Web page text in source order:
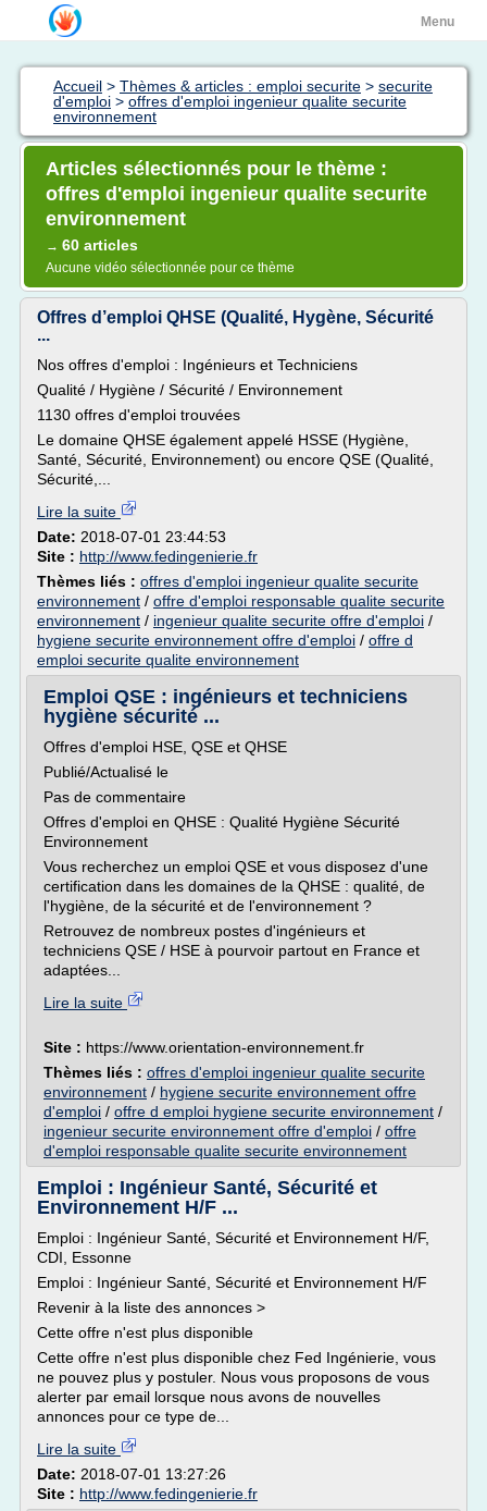
Menu
Accueil > Thèmes & articles : emploi securite > securite
d'emploi > offres d'emploi ingenieur qualite securite
environnement
Articles sélectionnés pour le thème :
offres d'emploi ingenieur qualite securite
environnement
→ 60 articles
Aucune vidéo sélectionnée pour ce thème
Offres d’emploi QHSE (Qualité, Hygène, Sécurité
...
Nos offres d'emploi : Ingénieurs et Techniciens
Qualité / Hygiène / Sécurité / Environnement
1130 offres d'emploi trouvées
Le domaine QHSE également appelé HSSE (Hygiène,
Santé, Sécurité, Environnement) ou encore QSE (Qualité,
Sécurité,...
Lire la suite
Date: 2018-07-01 23:44:53
Site : http://www.fedingenierie.fr
Thèmes liés : offres d'emploi ingenieur qualite securite
environnement / offre d'emploi responsable qualite securite
environnement / ingenieur qualite securite offre d'emploi /
hygiene securite environnement offre d'emploi / offre d
emploi securite qualite environnement
Emploi QSE : ingénieurs et techniciens
hygiène sécurité ...
Offres d'emploi HSE, QSE et QHSE
Publié/Actualisé le
Pas de commentaire
Offres d'emploi en QHSE : Qualité Hygiène Sécurité
Environnement
Vous recherchez un emploi QSE et vous disposez d'une
certification dans les domaines de la QHSE : qualité, de
l'hygiène, de la sécurité et de l'environnement ?
Retrouvez de nombreux postes d'ingénieurs et
techniciens QSE / HSE à pourvoir partout en France et
adaptées...
Lire la suite
Site : https://www.orientation-environnement.fr
Thèmes liés : offres d'emploi ingenieur qualite securite
environnement / hygiene securite environnement offre
d'emploi / offre d emploi hygiene securite environnement /
ingenieur securite environnement offre d'emploi / offre
d'emploi responsable qualite securite environnement
Emploi : Ingénieur Santé, Sécurité et
Environnement H/F ...
Emploi : Ingénieur Santé, Sécurité et Environnement H/F,
CDI, Essonne
Emploi : Ingénieur Santé, Sécurité et Environnement H/F
Revenir à la liste des annonces >
Cette offre n'est plus disponible
Cette offre n'est plus disponible chez Fed Ingénierie, vous
ne pouvez plus y postuler. Nous vous proposons de vous
alerter par email lorsque nous avons de nouvelles
annonces pour ce type de...
Lire la suite
Date: 2018-07-01 13:27:26
Site : http://www.fedingenierie.fr